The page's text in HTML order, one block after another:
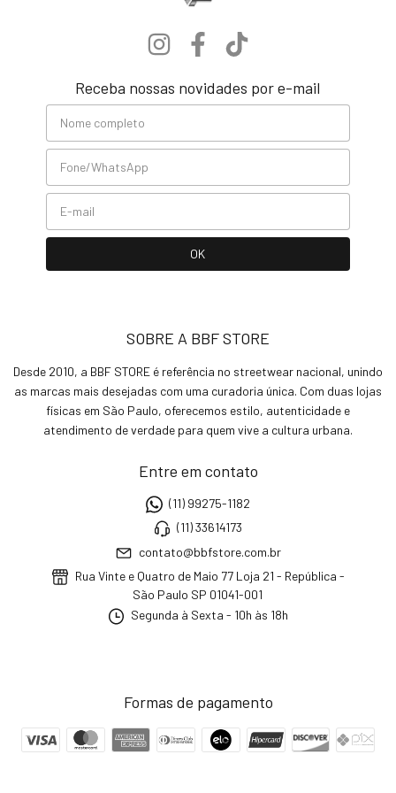
Receba nossas novidades por e-mail
SOBRE A BBF STORE
Desde 2010, a BBF STORE é referência no streetwear nacional, unindo
as marcas mais desejadas com uma curadoria única. Com duas lojas
físicas em São Paulo, oferecemos estilo, autenticidade e
atendimento de verdade para quem vive a cultura urbana.
Entre em contato
(11) 99275-1182
(11) 33614173
contato@bbfstore.com.br
Rua Vinte e Quatro de Maio 77 Loja 21 - República -
São Paulo SP 01041-001
Segunda à Sexta - 10h às 18h
Formas de pagamento